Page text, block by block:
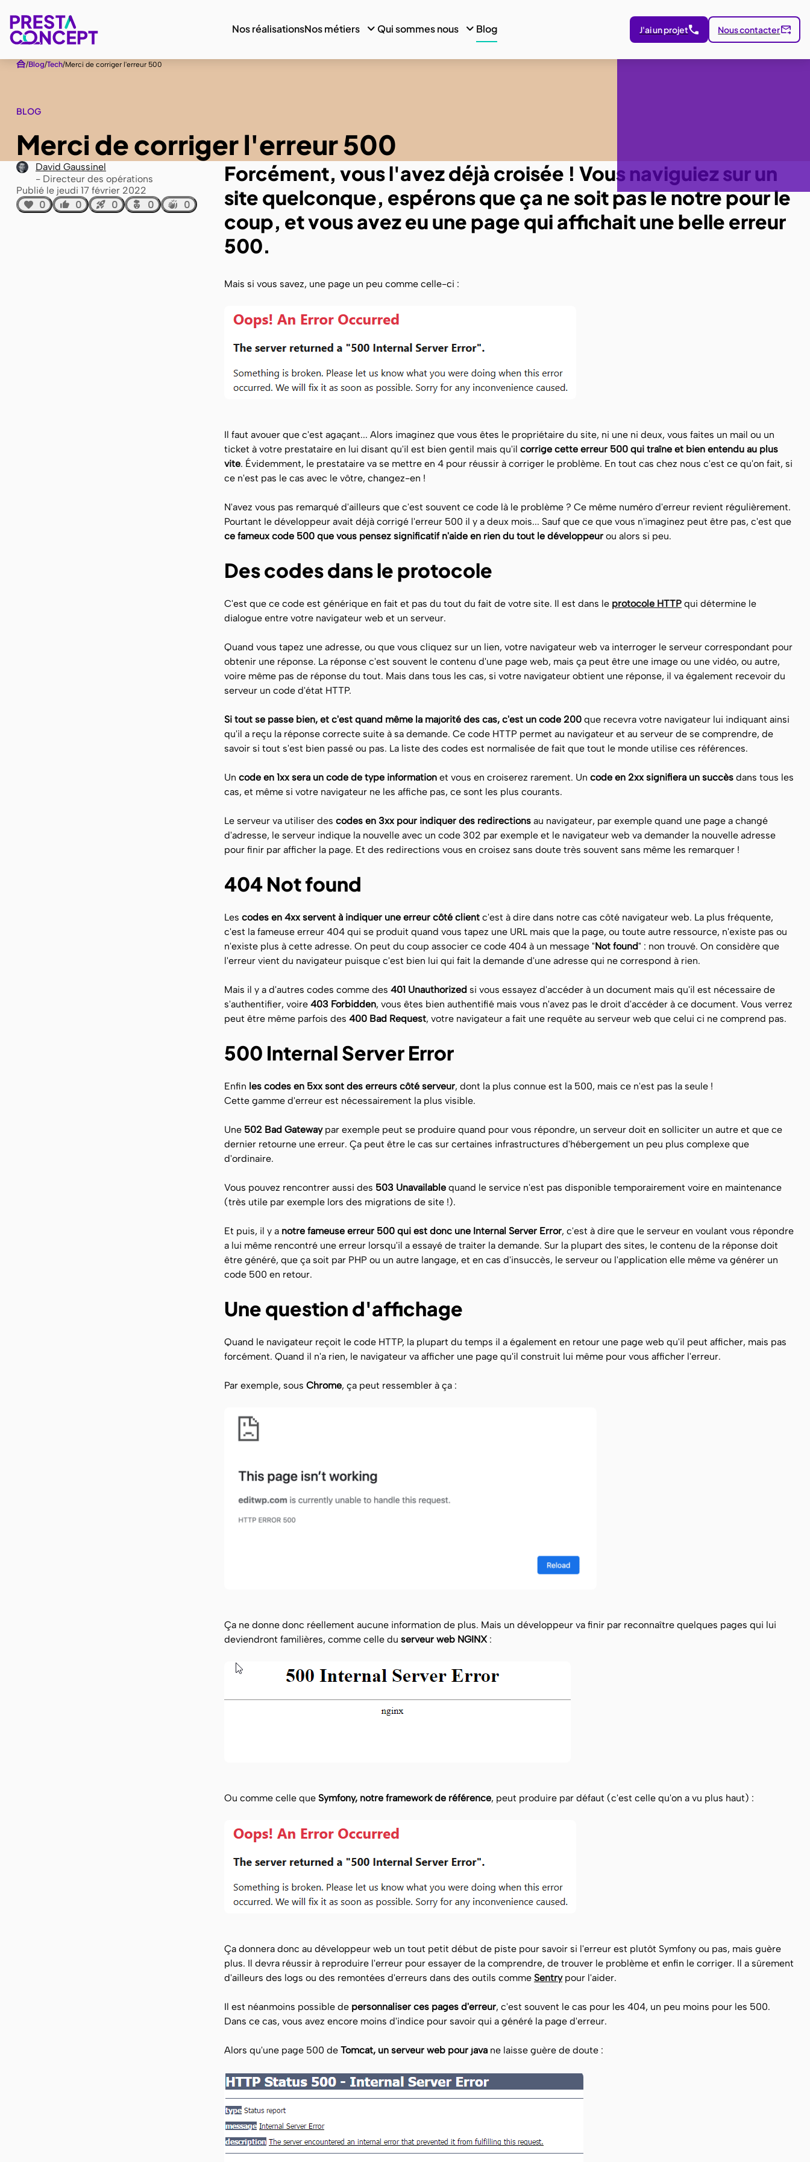
Nos réalisationsNos métiers Qui sommes nous Blog J'ai un projet Nous contacter
Blog Tech Merci de corriger l'erreur 500
BLOG
Merci de corriger l'erreur 500
David Gaussinel
Directeur des opérations
Publié le jeudi 17 février 2022
0
0 0 0 0
Forcément, vous l'avez déjà croisée ! Vous naviguiez sur un
site quelconque, espérons que ça ne soit pas le notre pour le
coup, et vous avez eu une page qui affichait une belle erreur
500.
Mais si vous savez, une page un peu comme celle-ci :
Il faut avouer que c'est agaçant... Alors imaginez que vous êtes le propriétaire du site, ni une ni deux, vous faites un mail ou un
ticket à votre prestataire en lui disant qu'il est bien gentil mais qu'il corrige cette erreur 500 qui traîne et bien entendu au plus
vite. Évidemment, le prestataire va se mettre en 4 pour réussir à corriger le problème. En tout cas chez nous c'est ce qu'on fait, si
ce n'est pas le cas avec le vôtre, changez-en !
N'avez vous pas remarqué d'ailleurs que c'est souvent ce code là le problème ? Ce même numéro d'erreur revient régulièrement.
Pourtant le développeur avait déjà corrigé l'erreur 500 il y a deux mois... Sauf que ce que vous n'imaginez peut être pas, c'est que
ce fameux code 500 que vous pensez significatif n'aide en rien du tout le développeur ou alors si peu.
Des codes dans le protocole
C'est que ce code est générique en fait et pas du tout du fait de votre site. Il est dans le protocole HTTP qui détermine le
dialogue entre votre navigateur web et un serveur.
Quand vous tapez une adresse, ou que vous cliquez sur un lien, votre navigateur web va interroger le serveur correspondant pour
obtenir une réponse. La réponse c'est souvent le contenu d'une page web, mais ça peut être une image ou une vidéo, ou autre,
voire même pas de réponse du tout. Mais dans tous les cas, si votre navigateur obtient une réponse, il va également recevoir du
serveur un code d'état HTTP.
Si tout se passe bien, et c'est quand même la majorité des cas, c'est un code 200 que recevra votre navigateur lui indiquant ainsi
qu'il a reçu la réponse correcte suite à sa demande. Ce code HTTP permet au navigateur et au serveur de se comprendre, de
savoir si tout s'est bien passé ou pas. La liste des codes est normalisée de fait que tout le monde utilise ces références.
Un code en 1xx sera un code de type information et vous en croiserez rarement. Un code en 2xx signifiera un succès dans tous les
cas, et même si votre navigateur ne les affiche pas, ce sont les plus courants.
Le serveur va utiliser des codes en 3xx pour indiquer des redirections au navigateur, par exemple quand une page a changé
d'adresse, le serveur indique la nouvelle avec un code 302 par exemple et le navigateur web va demander la nouvelle adresse
pour finir par afficher la page. Et des redirections vous en croisez sans doute très souvent sans même les remarquer !
404 Not found
Les codes en 4xx servent à indiquer une erreur côté client c'est à dire dans notre cas côté navigateur web. La plus fréquente,
c'est la fameuse erreur 404 qui se produit quand vous tapez une URL mais que la page, ou toute autre ressource, n'existe pas ou
n'existe plus à cette adresse. On peut du coup associer ce code 404 à un message "Not found" : non trouvé. On considère que
l'erreur vient du navigateur puisque c'est bien lui qui fait la demande d'une adresse qui ne correspond à rien.
Mais il y a d'autres codes comme des 401 Unauthorized si vous essayez d'accéder à un document mais qu'il est nécessaire de
s'authentifier, voire 403 Forbidden, vous êtes bien authentifié mais vous n'avez pas le droit d'accéder à ce document. Vous verrez
peut être même parfois des 400 Bad Request, votre navigateur a fait une requête au serveur web que celui ci ne comprend pas.
500 Internal Server Error
Enfin les codes en 5xx sont des erreurs côté serveur, dont la plus connue est la 500, mais ce n'est pas la seule !
Cette gamme d'erreur est nécessairement la plus visible.
Une 502 Bad Gatewaypar exemple peut se produire quand pour vous répondre, un serveur doit en solliciter un autre et que ce
dernier retourne une erreur. Ça peut être le cas sur certaines infrastructures d'hébergement un peu plus complexe que
d'ordinaire.
Vous pouvez rencontrer aussi des 503 Unavailable quand le service n'est pas disponible temporairement voire en maintenance
(très utile par exemple lors des migrations de site !).
Et puis, il y a notre fameuse erreur 500 qui est donc une Internal Server Error, c'est à dire que le serveur en voulant vous répondre
a lui même rencontré une erreur lorsqu'il a essayé de traiter la demande. Sur la plupart des sites, le contenu de la réponse doit
être généré, que ça soit par PHP ou un autre langage, et en cas d'insuccès, le serveur ou l'application elle même va générer un
code 500 en retour.
Une question d'affichage
Quand le navigateur reçoit le code HTTP, la plupart du temps il a également en retour une page web qu'il peut afficher, mais pas
forcément. Quand il n'a rien, le navigateur va afficher une page qu'il construit lui même pour vous afficher l'erreur.
Par exemple, sous Chrome, ça peut ressembler à ça :
Ça ne donne donc réellement aucune information de plus. Mais un développeur va finir par reconnaître quelques pages qui lui
deviendront familières, comme celle du serveur web NGINX:
Ou comme celle que Symfony, notre framework de référence, peut produire par défaut (c'est celle qu'on a vu plus haut) :
Ça donnera donc au développeur web un tout petit début de piste pour savoir si l'erreur est plutôt Symfony ou pas, mais guère
plus. Il devra réussir à reproduire l'erreur pour essayer de la comprendre, de trouver le problème et enfin le corriger. Il a sûrement
d'ailleurs des logs ou des remontées d'erreurs dans des outils comme Sentrypour l'aider.
Il est néanmoins possible de personnaliser ces pages d'erreur, c'est souvent le cas pour les 404, un peu moins pour les 500.
Dans ce cas, vous avez encore moins d'indice pour savoir qui a généré la page d'erreur.
Alors qu'une page 500 de Tomcat, un serveur web pour java ne laisse guère de doute :